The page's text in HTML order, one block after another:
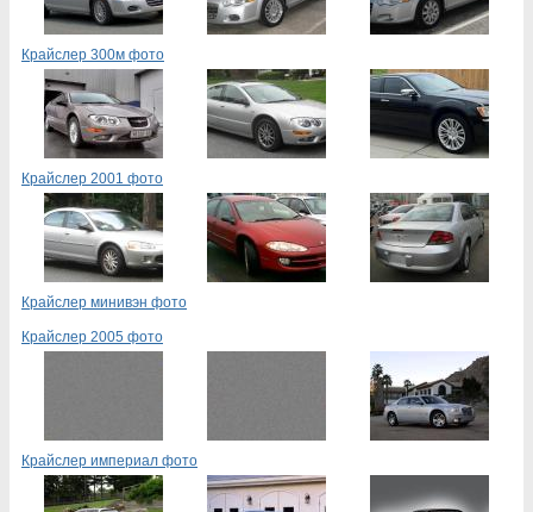
Крайслер 300м фото
Крайслер 2001 фото
Крайслер минивэн фото
Крайслер 2005 фото
Крайслер империал фото